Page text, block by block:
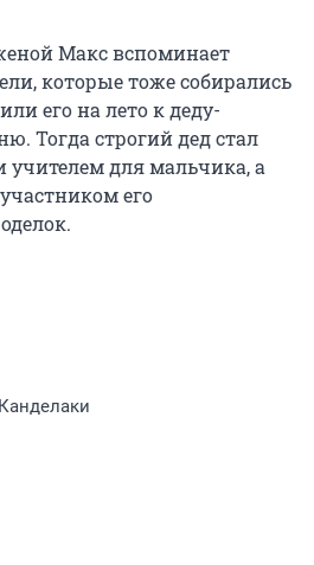
Макс вспоминает
которые тоже собирались
его на лето к деду-
Тогда строгий дед стал
для мальчика, а
его